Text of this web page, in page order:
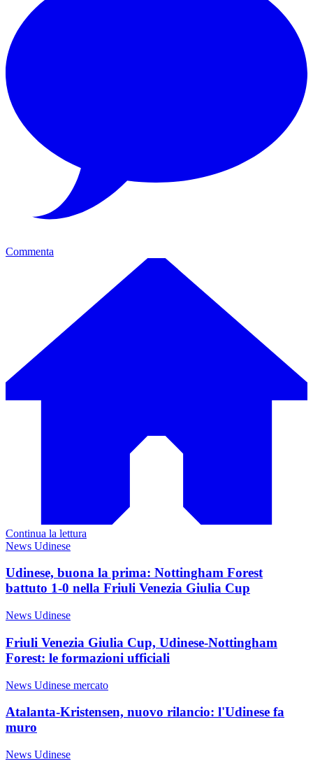
Commenta
Continua la lettura
News Udinese
Udinese, buona la prima: Nottingham Forest
battuto 1-0 nella Friuli Venezia Giulia Cup
News Udinese
Friuli Venezia Giulia Cup, Udinese-Nottingham
Forest: le formazioni ufficiali
News Udinese mercato
Atalanta-Kristensen, nuovo rilancio: l'Udinese fa
muro
News Udinese